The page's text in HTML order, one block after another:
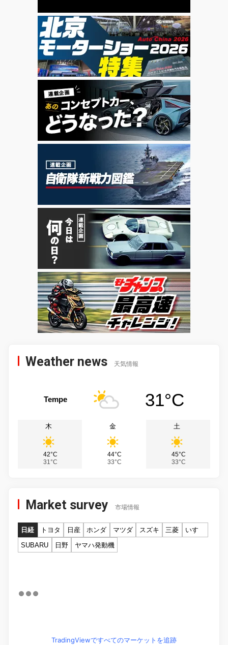
Weather news 天気情報
Tempe 31°C
木
42°C
31°C
金
44°C
33°C
土
45°C
33°C
Market survey 市場情報
日経 トヨタ 日産 ホンダ マツダ スズキ 三菱
いすゞ
SUBARU
日野 ヤマハ発動機
TradingViewですべてのマーケットを追跡